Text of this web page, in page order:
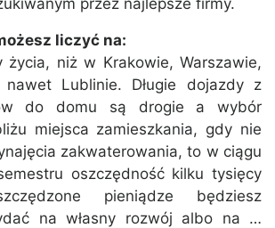
liczyć na:
życia, niż w Krakowie, Warszawie,
nawet Lublinie. Długie dojazdy z
do domu są drogie a wybór
miejsca zamieszkania, gdy nie
zakwaterowania, to w ciągu
oszczędność kilku tysięcy
pieniądze będziesz
na własny rozwój albo na …